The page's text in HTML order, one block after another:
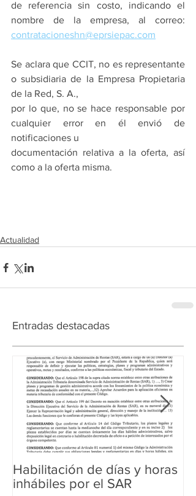
de referencia sin costo, indicando el
contratacioneshn@eprsiepac.com
Se aclara que CCIT, no es representante
o subsidiaria de la Empresa Propietaria
de la Red, S. A.,
por lo que, no se hace responsable por
cualquier error en él envió de
notificaciones u
documentación relativa a la oferta, así
como a la oferta misma.
Actualidad
Entradas destacadas
Habilitación de días y horas
inhábiles por el SAR